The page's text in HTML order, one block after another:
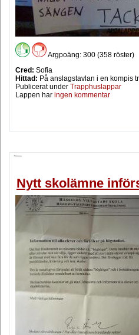
Argpoäng: 300 (358 röster)
Cred: Sofia
Hittad: På anslagstavlan i en kompis
Publicerat under Trapphuslappar
Lappen har ingen kommentar
Nytt skolämne